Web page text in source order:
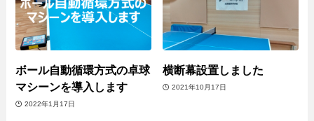
ボール自動循環方式の卓球
マシーンを導入します
2022年1月17日
横断幕設置しました
2021年10月17日